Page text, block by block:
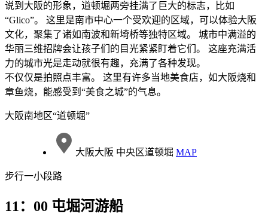
说到大阪的形象，道顿堀两旁挂满了巨大的标志，比如
“Glico”。 这里是南市中心一个受欢迎的区域，可以体验大阪
文化，聚集了诸如南波和新埼桥等独特区域。 城市中满溢的
华丽三维招牌会让孩子们的目光紧紧盯着它们。 这座充满活
力的城市光是走动就很有趣，充满了各种发现。
不仅仅是拍照点丰富。 这里有许多当地美食店，如大阪烧和
章鱼烧，能感受到“美食之城”的气息。
大阪南地区“道顿堀”
大阪大阪 中央区道顿堀 MAP
步行一小段路
11：00 屯堀河游船